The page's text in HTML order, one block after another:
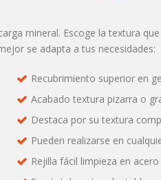
mineral. Escoge la textura
se adapta a tus necesidades:
Recubrimiento superior en
Acabado textura pizarra o
Destaca por su textura
Pueden realizarse en
Rejilla fácil limpieza en